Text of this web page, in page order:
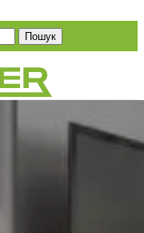
Пошук